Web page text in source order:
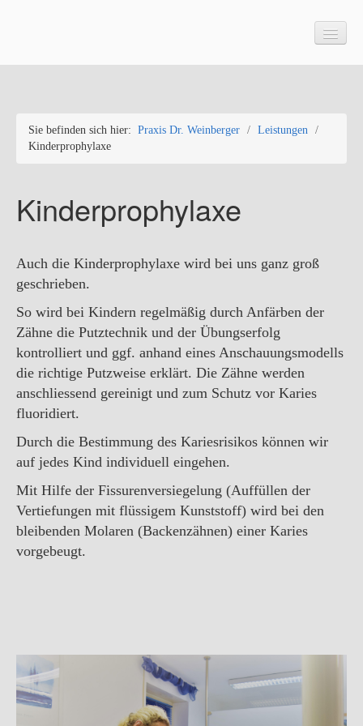
Leistungen
Parodontosebehandlung
Ästhetische Zahnheilkunde
Kinderprophylaxe
Füllungstherapie-Inlays
Schienentherapie CMD
Implantologie
Angstpatienten
Im Notfall
Kontakt/Anfahrt
Sie befinden sich hier: Praxis Dr. Weinberger / Leistungen /
Kinderprophylaxe
Kinderprophylaxe
Auch die Kinderprophylaxe wird bei uns ganz groß
geschrieben.
So wird bei Kindern regelmäßig durch Anfärben der
Zähne die Putztechnik und der Übungserfolg
kontrolliert und ggf. anhand eines Anschauungsmodells
die richtige Putzweise erklärt. Die Zähne werden
anschliessend gereinigt und zum Schutz vor Karies
fluoridiert.
Durch die Bestimmung des Kariesrisikos können wir
auf jedes Kind individuell eingehen.
Mit Hilfe der Fissurenversiegelung (Auffüllen der
Vertiefungen mit flüssigem Kunststoff) wird bei den
bleibenden Molaren (Backenzähnen) einer Karies
vorgebeugt.